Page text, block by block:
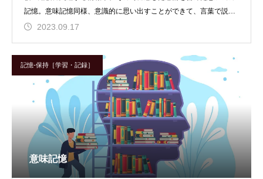
記憶。意味記憶同様、意識的に思い出すことができて、言葉で説明
可能な長期間保持可能な
2023.09.17
記憶-保持［学習・記録］
意味記憶